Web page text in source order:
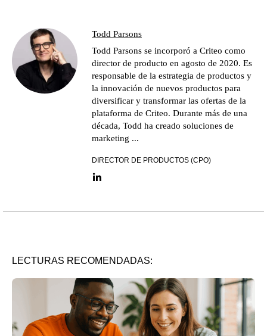
Todd Parsons
Todd Parsons se incorporó a Criteo como
director de producto en agosto de 2020. Es
responsable de la estrategia de productos y
la innovación de nuevos productos para
diversificar y transformar las ofertas de la
plataforma de Criteo. Durante más de una
década, Todd ha creado soluciones de
marketing ...
DIRECTOR DE PRODUCTOS (CPO)
LinkedIn link
LECTURAS RECOMENDADAS: